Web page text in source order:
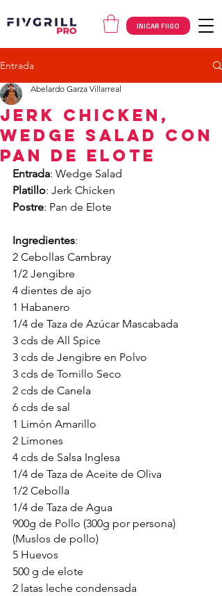
INICAR FIIGO
Entrada
JERK CHICKEN,
Wedge Salad con
Pan de Elote
Abelardo Garza Villarreal
Entrada: Wedge Salad
Platillo: Jerk Chicken
Postre: Pan de Elote
Ingredientes:
2 Cebollas Cambray
1/2 Jengibre
4 dientes de ajo
1 Habanero
1/4 de Taza de Azúcar Mascabada
3 cds de All Spice
3 cds de Jengibre en Polvo
3 cds de Tomillo Seco
2 cds de Canela
6 cds de sal
1 Limón Amarillo
2 Limones
4 cds de Salsa Inglesa
1/4 de Taza de Aceite de Oliva
1/2 Cebolla
1/4 de Taza de Agua
900g de Pollo (300g por persona)
(Muslos de pollo)
5 Huevos
500 g de elote
2 latas leche condensada